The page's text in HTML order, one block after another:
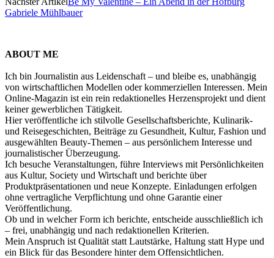
Gabriele Mühlbauer
ABOUT ME
Ich bin Journalistin aus Leidenschaft – und bleibe es, unabhängig
von wirtschaftlichen Modellen oder kommerziellen Interessen. Mein
Online-Magazin ist ein rein redaktionelles Herzensprojekt und dient
keiner gewerblichen Tätigkeit.
Hier veröffentliche ich stilvolle Gesellschaftsberichte, Kulinarik-
und Reisegeschichten, Beiträge zu Gesundheit, Kultur, Fashion und
ausgewählten Beauty-Themen – aus persönlichem Interesse und
journalistischer Überzeugung.
Ich besuche Veranstaltungen, führe Interviews mit Persönlichkeiten
aus Kultur, Society und Wirtschaft und berichte über
Produktpräsentationen und neue Konzepte. Einladungen erfolgen
ohne vertragliche Verpflichtung und ohne Garantie einer
Veröffentlichung.
Ob und in welcher Form ich berichte, entscheide ausschließlich ich
– frei, unabhängig und nach redaktionellen Kriterien.
Mein Anspruch ist Qualität statt Lautstärke, Haltung statt Hype und
ein Blick für das Besondere hinter dem Offensichtlichen.